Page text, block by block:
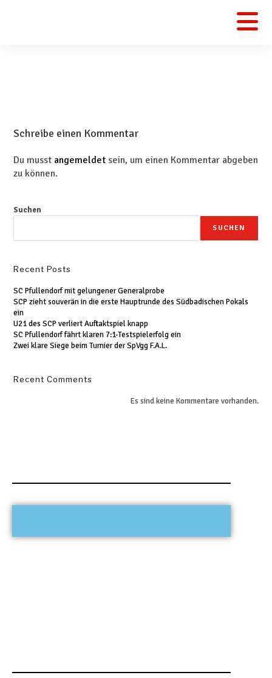
Schreibe einen Kommentar
Du musst angemeldet sein, um einen Kommentar abgeben
zu können.
Suchen
SUCHEN
Recent Posts
SC Pfullendorf mit gelungener Generalprobe
SCP zieht souverän in die erste Hauptrunde des Südbadischen Pokals
ein
U21 des SCP verliert Auftaktspiel knapp
SC Pfullendorf fährt klaren 7:1-Testspielerfolg ein
Zwei klare Siege beim Turnier der SpVgg F.A.L.
Recent Comments
Es sind keine Kommentare vorhanden.